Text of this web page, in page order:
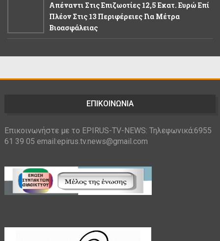
Απέναντι Στις Επιζωοτίες 12,5 Εκατ. Ευρώ Επί
Πλέον Στις 13 Περιφέρειες Για Μέτρα
Βιοασφάλειας
ΕΠΙΚΟΙΝΩΝΙΑ
Επικοινωνήστε με το EPIRUS-TV-NEWS: Τηλεφωνικά:6955
61 39 05 email:epirus.tv.news@gmail.com